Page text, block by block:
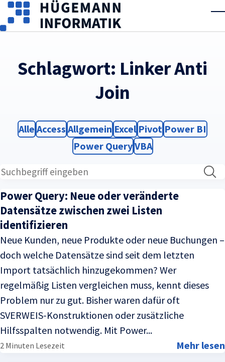
Skip to main content
Schlagwort: Linker Anti
Join
Filter
Alle Filter
Access Filter
Allgemein Filter
Excel Filter
Pivot Filter
Power BI
Filter
Power QueryFilter
VBA
Power Query: Neue oder veränderte
Datensätze zwischen zwei Listen
identifizieren
Neue Kunden, neue Produkte oder neue Buchungen –
doch welche Datensätze sind seit dem letzten
Import tatsächlich hinzugekommen? Wer
regelmäßig Listen vergleichen muss, kennt dieses
Problem nur zu gut. Bisher waren dafür oft
SVERWEIS-Konstruktionen oder zusätzliche
Hilfsspalten notwendig. Mit Power...
2 Minuten Lesezeit Mehr lesen